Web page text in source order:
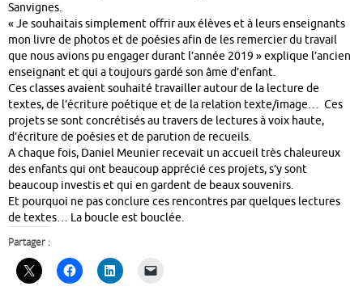
Sanvignes.
« Je souhaitais simplement offrir aux élèves et à leurs enseignants
mon livre de photos et de poésies afin de les remercier du travail
que nous avions pu engager durant l’année 2019 » explique l’ancien
enseignant et qui a toujours gardé son âme d’enfant.
Ces classes avaient souhaité travailler autour de la lecture de
textes, de l’écriture poétique et de la relation texte/image… Ces
projets se sont concrétisés au travers de lectures à voix haute,
d’écriture de poésies et de parution de recueils.
A chaque fois, Daniel Meunier recevait un accueil très chaleureux
des enfants qui ont beaucoup apprécié ces projets, s’y sont
beaucoup investis et qui en gardent de beaux souvenirs.
Et pourquoi ne pas conclure ces rencontres par quelques lectures
de textes… La boucle est bouclée.
Partager :